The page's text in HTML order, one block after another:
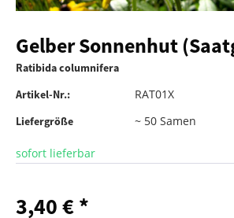
Gelber Sonnenhut
Ratibida columnifera
Artikel-Nr.:
RAT01X
Liefergröße ~ 50 Samen
sofort lieferbar
3,40 € *